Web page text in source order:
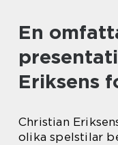
En
Eriksens
Christian
olika spelstilar